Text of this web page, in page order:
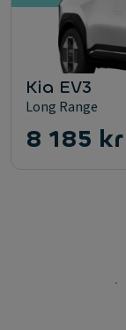
Kia EV3
Long Range
8 185 kr